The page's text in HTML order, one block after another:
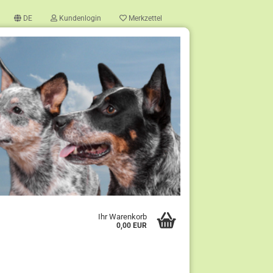
DE Kundenlogin Merkzettel
Ihr Warenkorb
0,00 EUR